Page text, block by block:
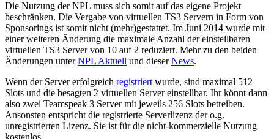
Die Nutzung der NPL muss sich somit auf das eigene Projekt
beschränken. Die Vergabe von virtuellen TS3 Servern in Form von
Sponsorings ist somit nicht (mehr)gestattet. Im Juni 2014 wurde mit
einer weiteren Änderung die maximale Anzahl der einstellbaren
virtuellen TS3 Server von 10 auf 2 reduziert. Mehr zu den beiden
Änderungen unterNPL Aktuell und dieserNews.
Wenn der Server erfolgreich registriert wurde, sind maximal 512
Slots und die besagten 2 virtuellen Server einstellbar. Ihr könnt dann
also zwei Teamspeak 3 Server mit jeweils 256 Slots betreiben.
Ansonsten entspricht die registrierte Serverlizenz der o.g.
unregistrierten Lizenz. Sie ist für die nicht-kommerzielle Nutzung